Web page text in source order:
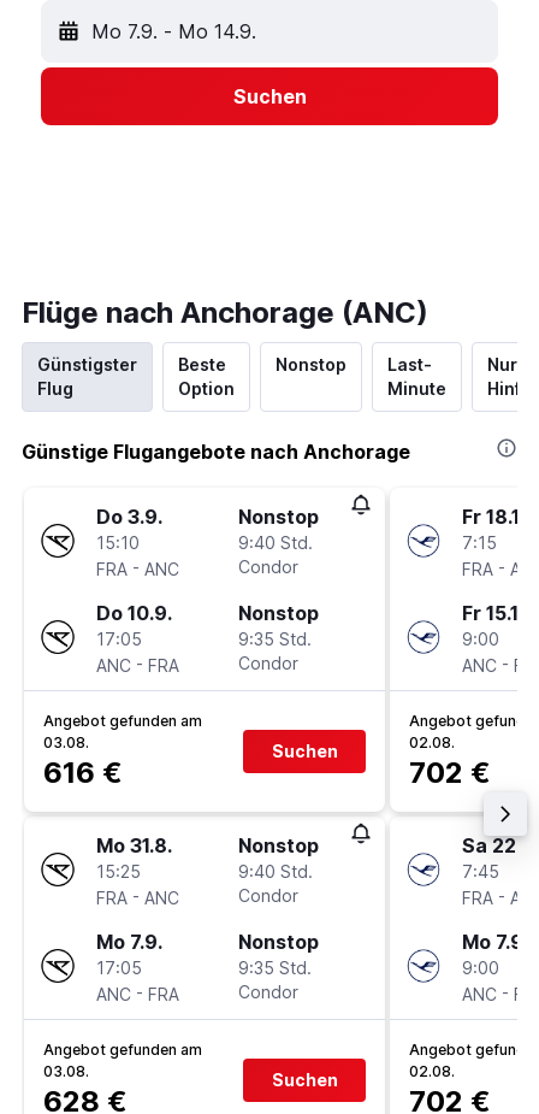
Mo 7.9. - Mo 14.9.
Suchen
Flüge nach Anchorage (ANC)
Günstigster
Flug
Beste
Option
Nonstop
Last-
Minute
Nur
Günstige Flugangebote nach Anchorage
Do 3.9.
15:10
FRA - ANC
Nonstop
9:40 Std.
Condor
Do 10.9.
17:05
ANC - FRA
Nonstop
9:35 Std.
Condor
Angebot gefunden am
03.08.
616 €
Suchen
Mo 31.8.
15:25
FRA - ANC
Nonstop
9:40 Std.
Condor
Mo 7.9.
17:05
ANC - FRA
Nonstop
9:35 Std.
Condor
Angebot gefunden am
03.08.
628 €
Suchen
Fr 18.12.
7:15
FRA -
Fr 15.1.
9:00
ANC -
Angebot
02.08.
702 €
Sa 22.8.
7:45
FRA -
Mo 7.9.
9:00
ANC -
Angebot
02.08.
702 €